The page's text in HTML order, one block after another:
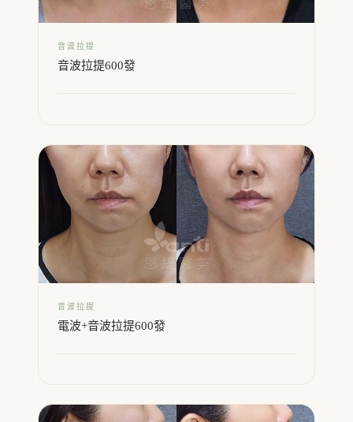
音波拉提
音波拉提600發
音波拉提
電波+音波拉提600發